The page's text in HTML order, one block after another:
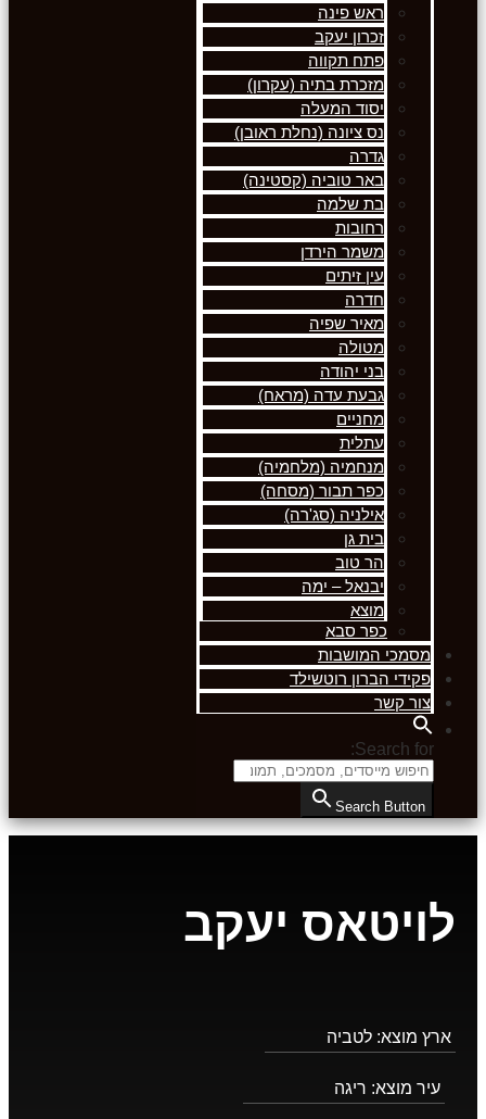
ראש פינה
זכרון יעקב
פתח תקווה
מזכרת בתיה (עקרון)
יסוד המעלה
נס ציונה (נחלת ראובן)
גדרה
באר טוביה (קסטינה)
בת שלמה
רחובות
משמר הירדן
עין זיתים
חדרה
מאיר שפיה
מטולה
בני יהודה
גבעת עדה (מראח)
מחניים
עתלית
מנחמיה (מלחמיה)
כפר תבור (מסחה)
אילניה (סג'רה)
בית גן
הר טוב
יבנאל – ימה
מוצא
כפר סבא
מסמכי המושבות
פקידי הברון רוטשילד
צור קשר
Search for:
Search Button
לויטאס יעקב
ארץ מוצא: לטביה
עיר מוצא: ריגה